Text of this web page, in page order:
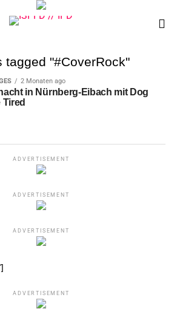
tagged "#CoverRock"
2 Monaten ago
in Nürnberg-Eibach mit Dog
Tired
ADVERTISEMENT
ADVERTISEMENT
ADVERTISEMENT
ADVERTISEMENT